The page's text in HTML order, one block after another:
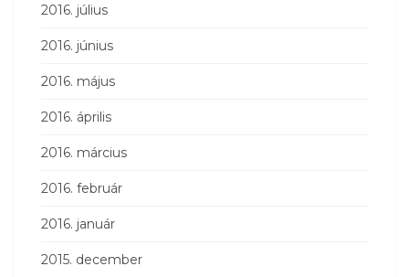
2016. július
2016. június
2016. május
2016. április
2016. március
2016. február
2016. január
2015. december